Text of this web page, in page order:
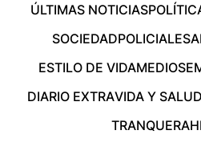
ÚLTIMAS NOTICIAS
SOCIEDADPOLICIALES
ESTILO DE VIDAMEDIOS
DIARIO EXTRAVIDA Y
TRANQUERA